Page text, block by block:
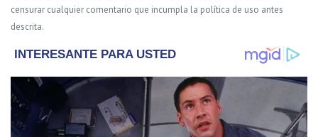
censurar cualquier comentario que incumpla la política de uso antes
descrita.